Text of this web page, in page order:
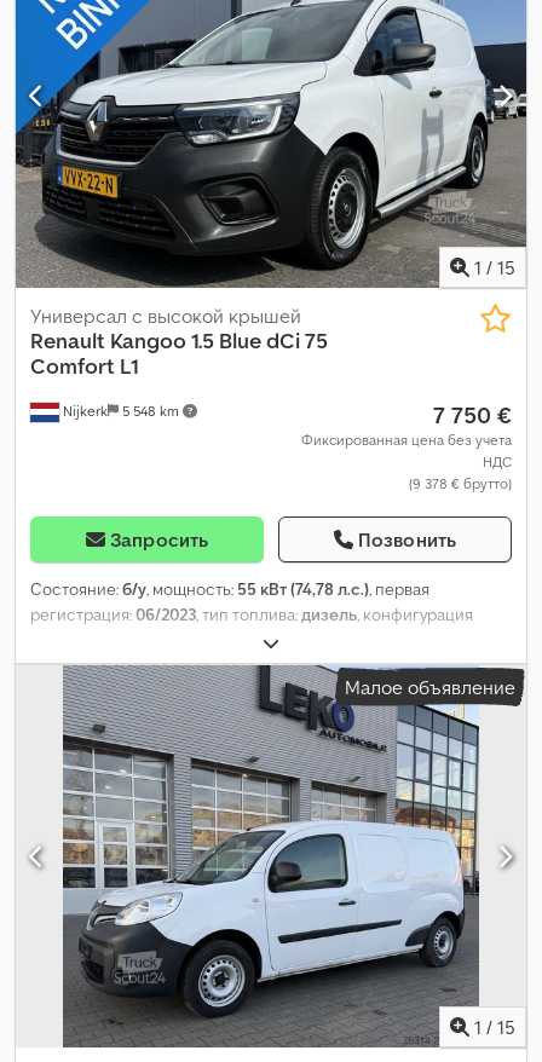
кондиционер, сажевый фильтр, центральный замок,
электронная программа стабилизации (ESP),
1 / 15
Nijkerk 5 548 km
Универсал с высокой крышей
Renault Kangoo 1.5 Blue dCi 75
Comfort L1
7 750 €
Фиксированная цена без учета
НДС
(9 378 € брутто)
Запросить Позвонить
Состояние:б/у, мощность: 55 кВт (74,78 л.с.), первая
регистрация:06/2023, тип топлива:дизель, конфигурация
2 720 мм
CO₂:133 г/км, ёмкость топливного бака:54 л, цвет:белый, тип
передачи:механический, количество передач:6 , количество
мест:2, общая длина:4 490 мм, общая ширина:1 860 мм, объем
грузового пространства:3 м³, длина грузового отсека:1 760
, высота грузового отсека:1 220 мм, Год выпуска:2023,
Оборудование:
ABS, Android Auto, Apple CarPlay, Блютуз,
бортовой компьютер, кондиционер, круиз-контроль,
навигационная система, помощь при трогании на подъёме,
раздвижная дверь, система контроля тяги, центральный
замок, электронная программа стабилизации (ESP),
электрорегулируемое зеркало
Малое объявление
1 / 15